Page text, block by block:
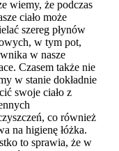
wiemy, że podczas
ciało może
szereg płynów
w tym pot,
w nasze
Czasem także nie
w stanie dokładnie
swoje ciało z
co również
na higienę łóżka.
to sprawia, że w